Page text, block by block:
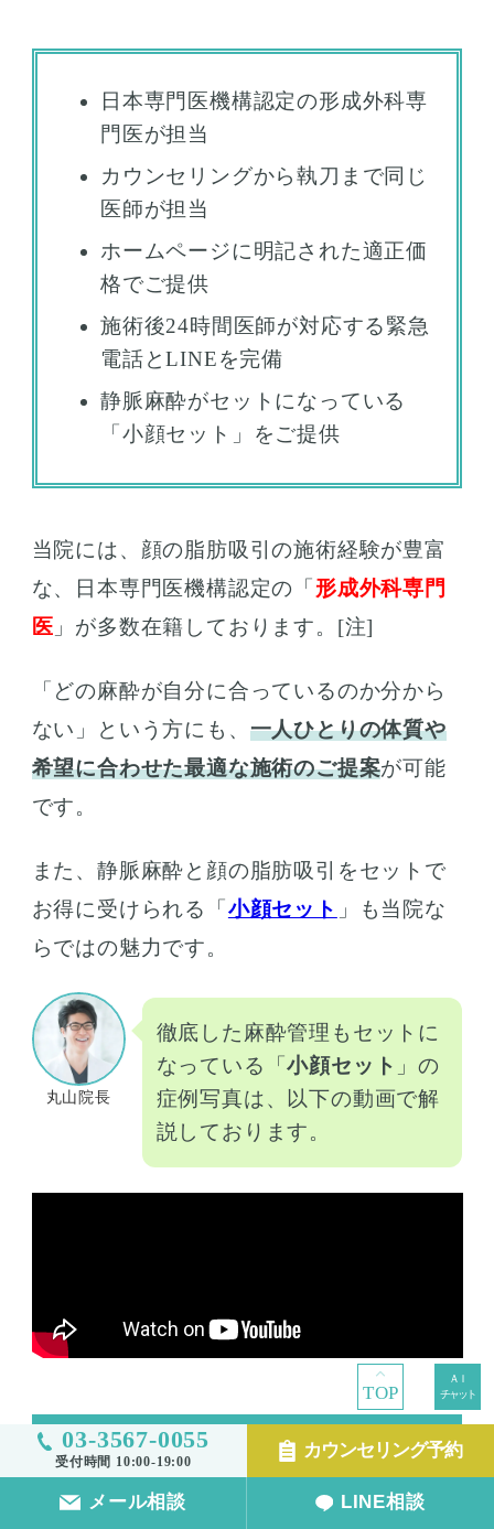
TOP
03-3567-0055
受付時間 10:00-19:00
カウンセリング予約
メール相談 LINE相談
日本専門医機構認定の形成外科専
門医が担当
カウンセリングから執刀まで同じ
医師が担当
ホームページに明記された適正価
格でご提供
施術後24時間医師が対応する緊急
電話とLINEを完備
静脈麻酔がセットになっている
「小顔セット」をご提供
当院には、顔の脂肪吸引の施術経験が豊富
な、日本専門医機構認定の「 形成外科専門
医 」が多数在籍しております。[注]
「どの麻酔が自分に合っているのか分から
ない」という方にも、 一人ひとりの体質や
希望に合わせた最適な施術のご提案が可能
です。
また、静脈麻酔と顔の脂肪吸引をセットで
お得に受けられる「 小顔セット 」も当院な
らではの魅力です。
丸山院長
徹底した麻酔管理もセットに
なっている「小顔セット 」の
症例写真は、以下の動画で解
説しております。
小顔セットの詳細はこちら